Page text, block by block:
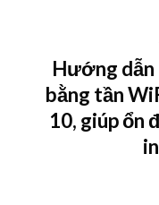
Hướng dẫn
bằng tần
10, giúp ổn